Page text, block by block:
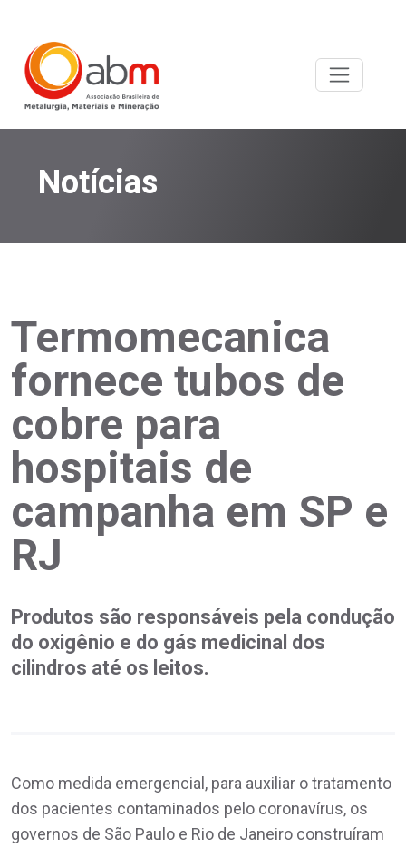
Notícias
Termomecanica
fornece tubos de
cobre para
hospitais de
campanha em SP e
RJ
Produtos são responsáveis pela condução
do oxigênio e do gás medicinal dos
cilindros até os leitos.
Como medida emergencial, para auxiliar o tratamento
dos pacientes contaminados pelo coronavírus, os
governos de São Paulo e Rio de Janeiro construíram